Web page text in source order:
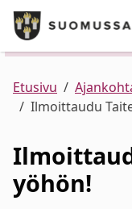
Siirry
Puhelinluettelo/
Palvelut
Ajankohtaista
Verkkokauppa
Kunta ja hallinto
Asuminen ja
Elinvoima
Etusivu
Ilmoittaudu
yöhön!